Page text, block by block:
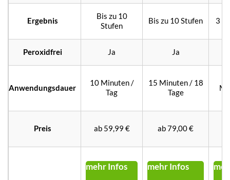
Ergebnis
Bis zu 10
Stufen
Bis zu 10 Stufen 3 –
Peroxidfrei Ja Ja
Anwendungsdauer
10 Minuten /
Tag
15 Minuten / 18
Tage
Preis ab 59,99 € ab 79,00 €
mehr Infos mehr Infos